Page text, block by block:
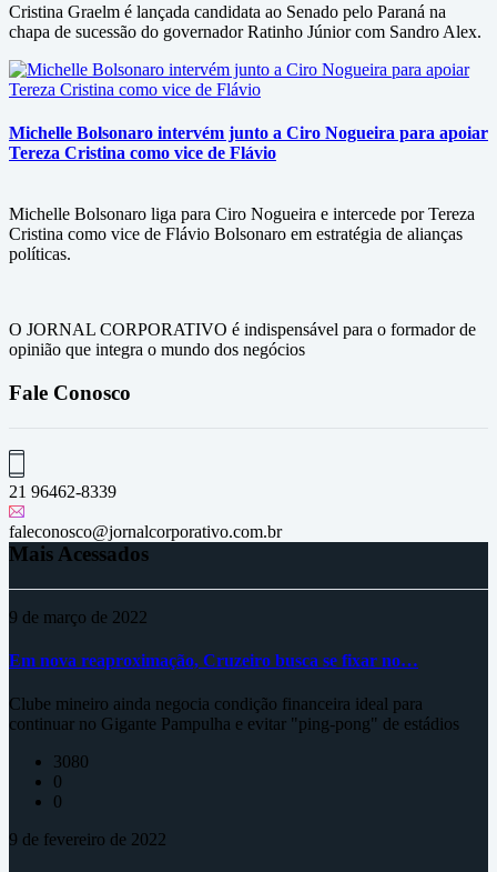
Cristina Graelm é lançada candidata ao Senado pelo Paraná na
chapa de sucessão do governador Ratinho Júnior com Sandro Alex.
Michelle Bolsonaro intervém junto a Ciro Nogueira para apoiar
Tereza Cristina como vice de Flávio
Michelle Bolsonaro liga para Ciro Nogueira e intercede por Tereza
Cristina como vice de Flávio Bolsonaro em estratégia de alianças
políticas.
O JORNAL CORPORATIVO é indispensável para o formador de
opinião que integra o mundo dos negócios
Fale Conosco
21 96462-8339
faleconosco@jornalcorporativo.com.br
Mais Acessados
9 de março de 2022
Em nova reaproximação, Cruzeiro busca se fixar no…
Clube mineiro ainda negocia condição financeira ideal para
continuar no Gigante Pampulha e evitar "ping-pong" de estádios
3080
0
0
9 de fevereiro de 2022